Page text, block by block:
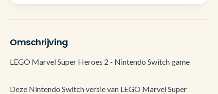
Omschrijving
LEGO Marvel Super Heroes 2 - Nintendo Switch game
Deze Nintendo Switch versie van LEGO Marvel Super